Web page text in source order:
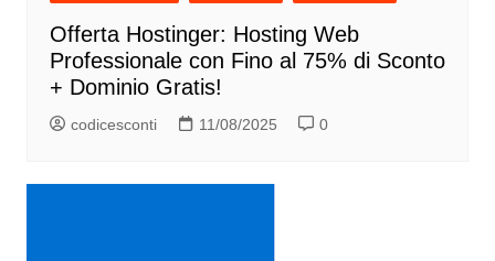
Offerta Hostinger: Hosting Web
Professionale con Fino al 75% di Sconto
+ Dominio Gratis!
codicesconti 11/08/2025 0